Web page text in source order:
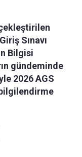
Sınavı
Bilgisi
gündeminde
2026 AGS